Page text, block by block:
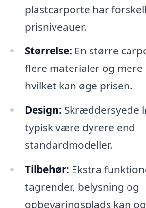
plastcarporte har
prisniveauer.
Størrelse: En større
flere materialer og mere
hvilket kan øge prisen.
Design: Skræddersyede
typisk være dyrere end
standardmodeller.
Tilbehør: Ekstra
tagrender, belysning og
opbevaringsplads kan